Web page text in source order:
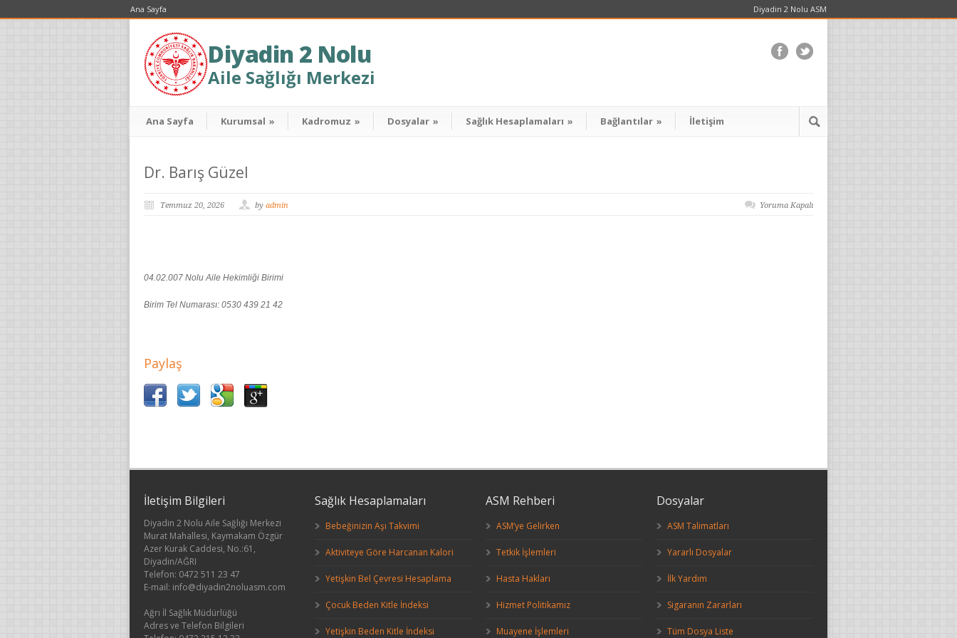
Ana Sayfa Diyadin 2 Nolu ASM
Diyadin 2 Nolu
Aile Sağlığı Merkezi
Ana Sayfa Kurumsal » Kadromuz » Dosyalar » Sağlık Hesaplamaları » Bağlantılar » İletişim
Dr. Barış Güzel
Temmuz 20, 2026 by admin Yoruma Kapalı
04.02.007 Nolu Aile Hekimliği Birimi
Birim Tel Numarası: 0530 439 21 42
Paylaş
İletişim Bilgileri
Diyadin 2 Nolu Aile Sağlığı Merkezi
Murat Mahallesi, Kaymakam Özgür
Azer Kurak Caddesi, No.:61,
Diyadin/AĞRI
Telefon: 0472 511 23 47
E-mail: info@diyadin2noluasm.com
Ağrı İl Sağlık Müdürlüğü
Adres ve Telefon Bilgileri
Sağlık Hesaplamaları
Bebeğinizin Aşı Takvimi
Aktiviteye Göre Harcanan Kalori
Yetişkin Bel Çevresi Hesaplama
Çocuk Beden Kitle İndeksi
Yetişkin Beden Kitle İndeksi
ASM Rehberi
ASM’ye Gelirken
Tetkik İşlemleri
Hasta Hakları
Hizmet Politikamız
Muayene İşlemleri
Dosyalar
ASM Talimatları
Yararlı Dosyalar
İlk Yardım
Sigaranın Zararları
Tüm Dosya Liste